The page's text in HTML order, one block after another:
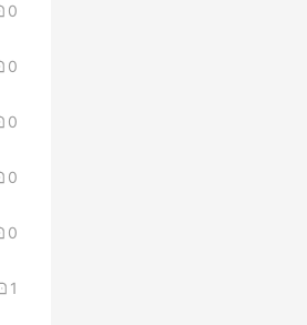
0
0
0
0
0
1